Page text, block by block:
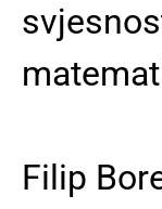
Filip